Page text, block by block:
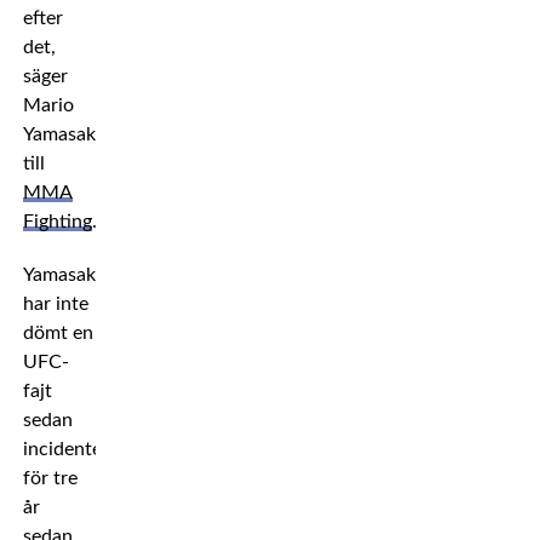
efter
det,
säger
Mario
Yamasaki
till
MMA
Fighting.
Yamasaki
har inte
dömt en
UFC-
fajt
sedan
incidenten
för tre
år